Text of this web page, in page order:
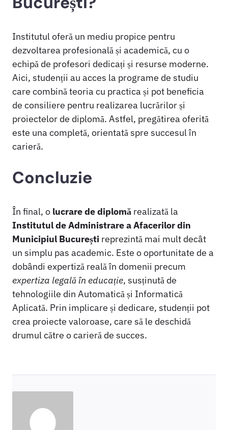
Institutul oferă un mediu propice pentru
dezvoltarea profesională și academică, cu o
echipă de profesori dedicați și resurse moderne.
Aici, studenții au acces la programe de studiu
care combină teoria cu practica și pot beneficia
de consiliere pentru realizarea lucrărilor și
proiectelor de diplomă. Astfel, pregătirea oferită
este una completă, orientată spre succesul în
carieră.
Concluzie
În final, o lucrare de diplomă realizată la
Institutul de Administrare a Afacerilor din
Municipiul București reprezintă mai mult decât
un simplu pas academic. Este o oportunitate de a
dobândi expertiză reală în domenii precum
expertiza legală în educație, susținută de
tehnologiile din Automatică și Informatică
Aplicată. Prin implicare și dedicare, studenții pot
crea proiecte valoroase, care să le deschidă
drumul către o carieră de succes.